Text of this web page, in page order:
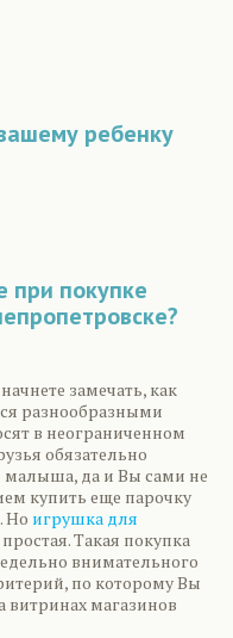
ребенку
при покупке
замечать, как
разнообразными
в неограниченном
обязательно
малыша, да и Вы сами не
купить еще парочку
Но игрушка для
Такая покупка
внимательного
по которому Вы
витринах магазинов